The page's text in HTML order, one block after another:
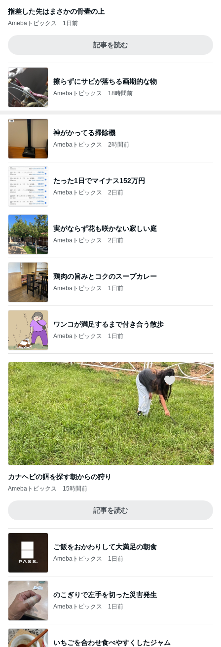
指差した先はまさかの骨壷の上
Amebaトピックス 1日前
記事を読む
擦らずにサビが落ちる画期的な物
Amebaトピックス 18時間前
神がかってる掃除機
Amebaトピックス 2時間前
たった1日でマイナス152万円
Amebaトピックス 2日前
実がならず花も咲かない寂しい庭
Amebaトピックス 2日前
鶏肉の旨みとコクのスープカレー
Amebaトピックス 1日前
ワンコが満足するまで付き合う散歩
Amebaトピックス 1日前
カナヘビの餌を探す朝からの狩り
Amebaトピックス 15時間前
記事を読む
ご飯をおかわりして大満足の朝食
Amebaトピックス 1日前
のこぎりで左手を切った災害発生
Amebaトピックス 1日前
いちごを合わせ食べやすくしたジャム